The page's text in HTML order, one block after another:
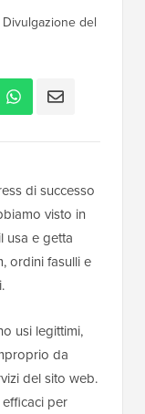
Divulgazione del
di successo
visto in
usa e getta
ordini fasulli e
usi legittimi,
da
del sito web.
per